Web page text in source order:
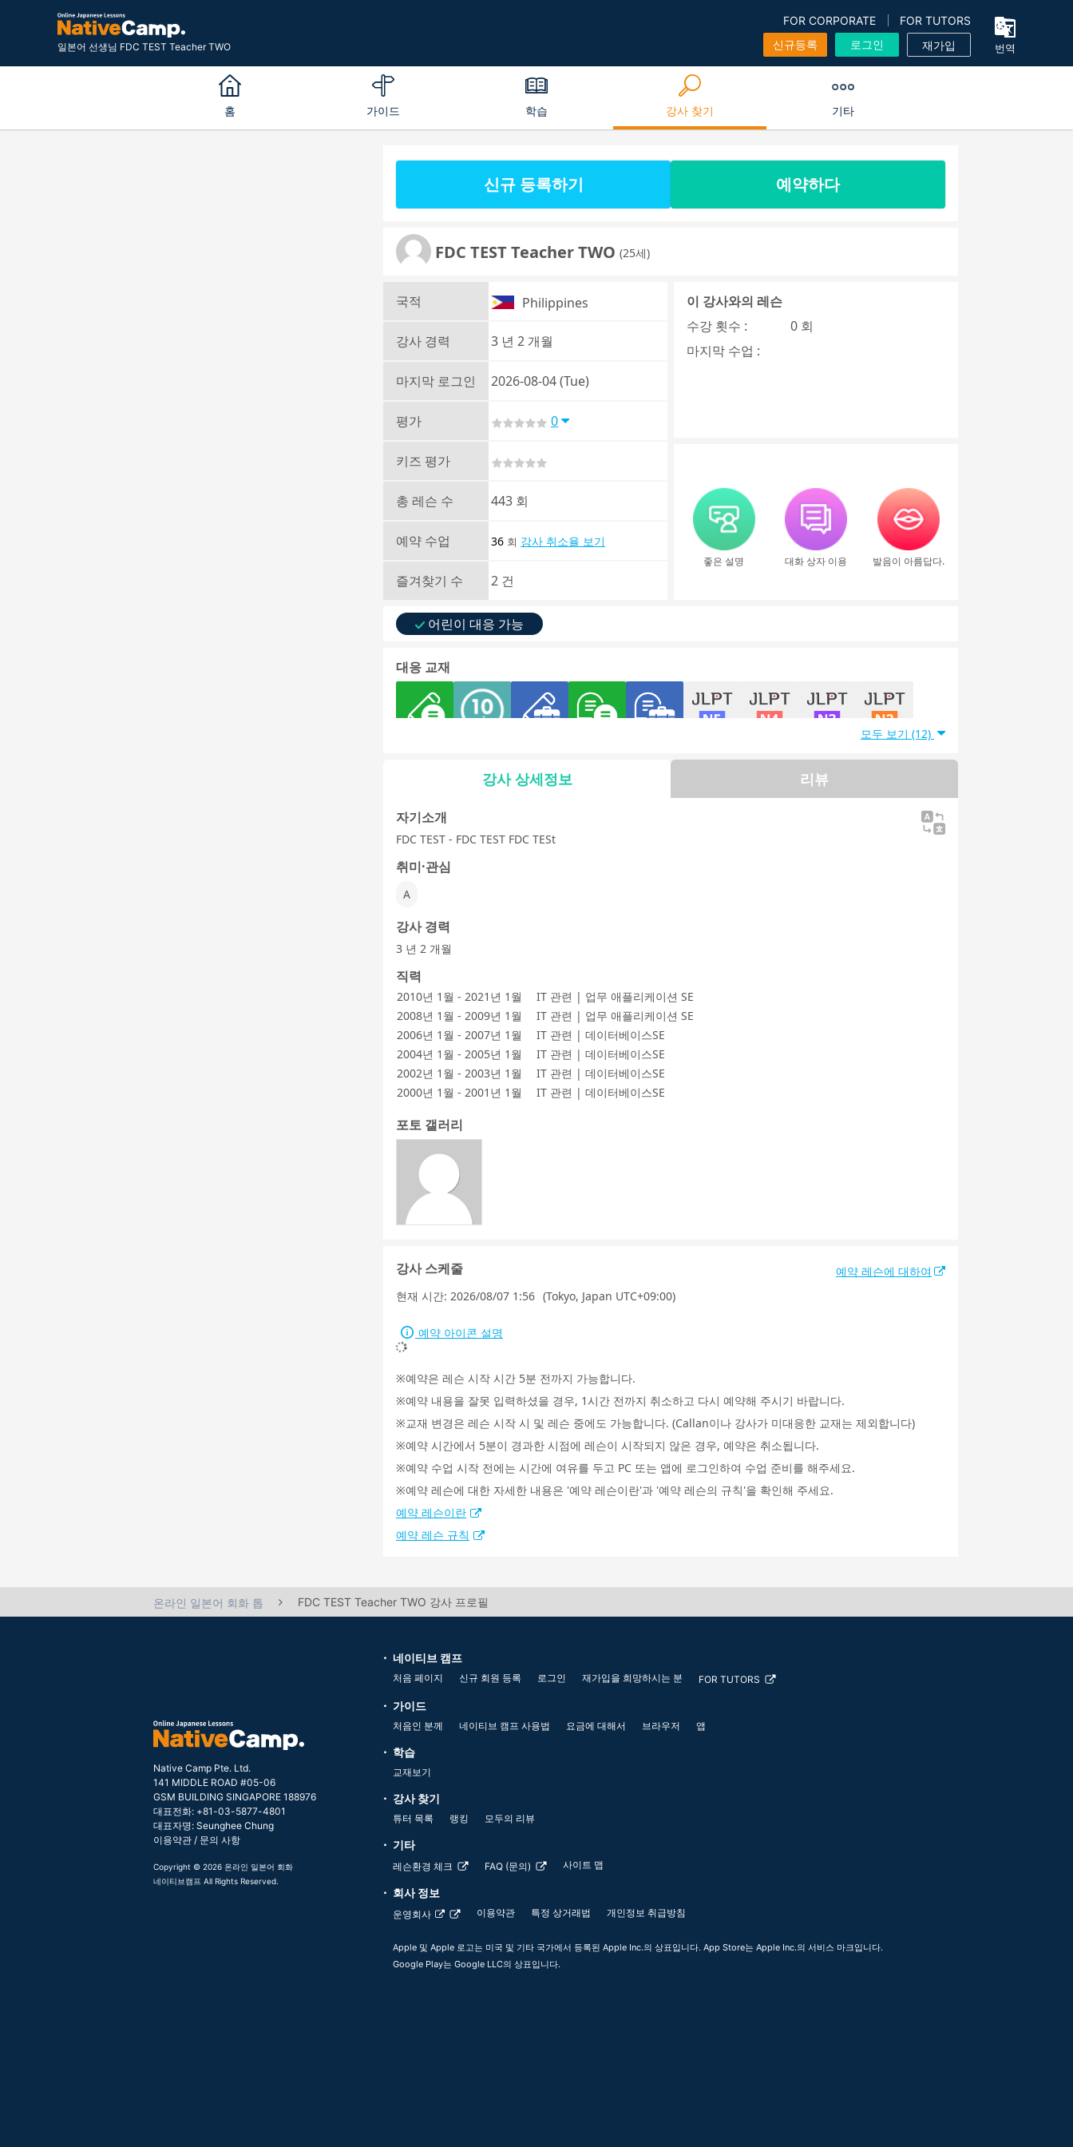
일본어 선생님 FDC TEST Teacher TWO
FOR CORPORATE
FOR TUTORS
신규등록
로그인 재가입 번역
홈 가이드 학습 강사 찾기 기타
신규 등록하기 예약하다
FDC TEST Teacher TWO (25세)
국적 Philippines
강사 경력 3 년 2 개월
마지막 로그인 2026-08-04 (Tue)
평가 0
키즈 평가
총 레슨 수 443 회
예약 수업 36 회 강사 취소율 보기
즐겨찾기 수 2 건
이 강사와의 레슨
수강 횟수 :
0 회
마지막 수업 :
좋은 설명 대화 상자 이용 발음이 아름답다.
어린이 대응 가능
대응 교재
験1級
자유 대화
모두 보기 (12)
강사 상세정보 리뷰
자기소개
FDC TEST - FDC TEST FDC TESt
취미·관심
A
강사 경력
3 년 2 개월
직력
2010년 1월 - 2021년 1월
IT 관련 | 업무 애플리케이션 SE
2008년 1월 - 2009년 1월
IT 관련 | 업무 애플리케이션 SE
2006년 1월 - 2007년 1월
IT 관련 | 데이터베이스SE
2004년 1월 - 2005년 1월
IT 관련 | 데이터베이스SE
2002년 1월 - 2003년 1월
IT 관련 | 데이터베이스SE
2000년 1월 - 2001년 1월
IT 관련 | 데이터베이스SE
포토 갤러리
강사 스케줄
예약 레슨에 대하여
현재 시간: 2026/08/07 1:56 (Tokyo, Japan UTC+09:00)
예약 아이콘 설명
예약은 레슨 시작 시간 5분 전까지 가능합니다.
예약 내용을 잘못 입력하셨을 경우, 1시간 전까지 취소하고 다시 예약해 주시기 바랍니다.
교재 변경은 레슨 시작 시 및 레슨 중에도 가능합니다. (Callan이나 강사가 미대응한 교재는 제외합니다)
예약 시간에서 5분이 경과한 시점에 레슨이 시작되지 않은 경우, 예약은 취소됩니다.
예약 수업 시작 전에는 시간에 여유를 두고 PC 또는 앱에 로그인하여 수업 준비를 해주세요.
예약 레슨에 대한 자세한 내용은 '예약 레슨이란'과 '예약 레슨의 규칙'을 확인해 주세요.
예약 레슨이란
예약 레슨 규칙
온라인 일본어 회화 톱 FDC TEST Teacher TWO 강사 프로필
Native Camp Pte. Ltd.
141 MIDDLE ROAD #05-06
GSM BUILDING SINGAPORE 188976
대표전화: +81-03-5877-4801
대표자명: Seunghee Chung
이용약관 / 문의 사항
Copyright © 2026 온라인 일본어 회화
네이티브캠프 All Rights Reserved.
네이티브 캠프
처음 페이지 신규 회원 등록 로그인 재가입을 희망하시는 분 FOR TUTORS
가이드
처음인 분께 네이티브 캠프 사용법 요금에 대해서 브라우저 앱
학습
교재보기
강사 찾기
튜터 목록 랭킹 모두의 리뷰
기타
레슨환경 체크 FAQ (문의) 사이트 맵
회사 정보
운영회사 이용약관 특정 상거래법 개인정보 취급방침
Apple 및 Apple 로고는 미국 및 기타 국가에서 등록된 Apple Inc.의 상표입니다. App Store는 Apple Inc.의 서비스 마크입니다.
Google Play는 Google LLC의 상표입니다.